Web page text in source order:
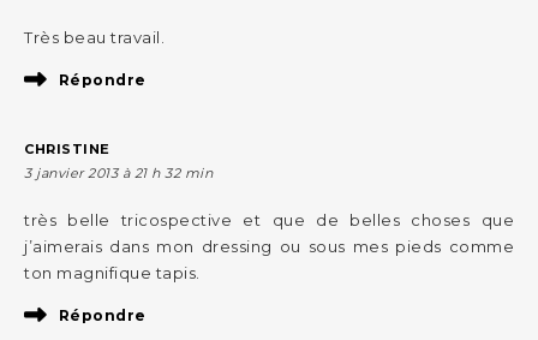
Très beau travail.
Répondre
CHRISTINE
3 janvier 2013 à 21 h 32 min
très belle tricospective et que de belles choses que
j’aimerais dans mon dressing ou sous mes pieds comme
ton magnifique tapis.
Répondre